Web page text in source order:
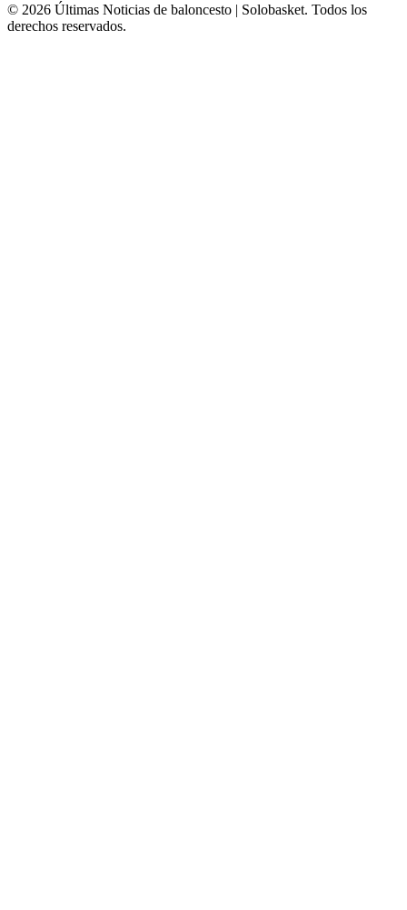
© 2026 Últimas Noticias de baloncesto | Solobasket. Todos los
derechos reservados.